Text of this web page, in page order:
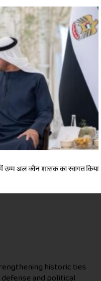
उम्म अल क्वैन शासक का स्वागत किया
historic ties
and political